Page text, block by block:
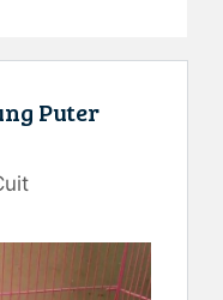
Puter